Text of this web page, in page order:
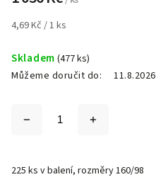
4,69 Kč / 1 ks
Skladem (477 ks)
Můžeme doručit do:
11.8.2026
225 ks v balení, rozměry 160/98